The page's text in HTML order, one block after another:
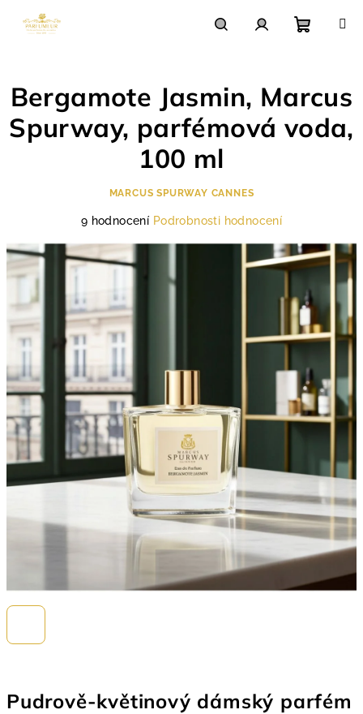
košík
Pudrově-květinový dámský parfém
Bergamote Jasmin, Marcus
Spurway, parfémová voda,
100 ml
MARCUS SPURWAY CANNES
Průměrné
produktu
je
z
5
hvězdiček.
9 hodnocení Podrobnosti hodnocení